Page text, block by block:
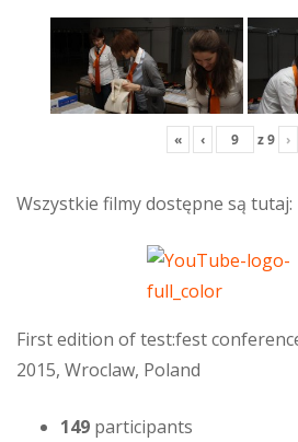
« ‹ z9 ›
Wszystkie filmy dostępne są tutaj:
First edition of test:fest
2015, Wroclaw, Poland
149 participants